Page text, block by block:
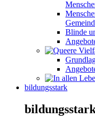
Blinde
bildungsstark